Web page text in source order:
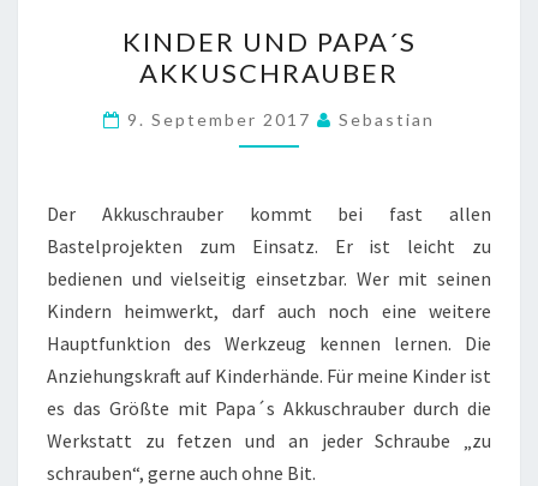
UND
PAPA
´S
AKKUSCHRAUBER
KINDER UND PAPA´S
AKKUSCHRAUBER
9. September 2017 Sebastian
Der Akkuschrauber kommt bei fast allen
Bastelprojekten zum Einsatz. Er ist leicht zu
bedienen und vielseitig einsetzbar. Wer mit seinen
Kindern heimwerkt, darf auch noch eine weitere
Hauptfunktion des Werkzeug kennen lernen. Die
Anziehungskraft auf Kinderhände. Für meine Kinder ist
es das Größte mit Papa´s Akkuschrauber durch die
Werkstatt zu fetzen und an jeder Schraube „zu
schrauben“, gerne auch ohne Bit.